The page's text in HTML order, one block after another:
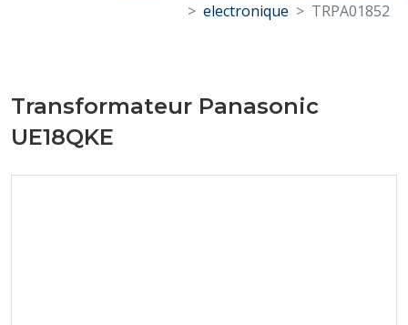
electronique
TRPA01852
Transformateur Panasonic
UE18QKE